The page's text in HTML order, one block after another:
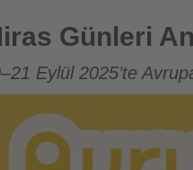
Ankara’da dördüncü
Günleri
Eylül 2025’te